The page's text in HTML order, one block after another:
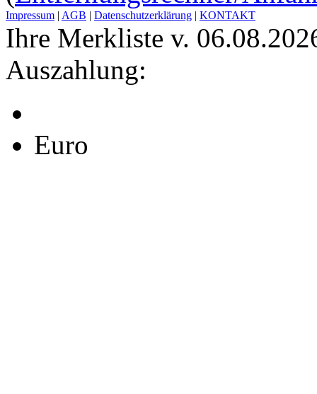
Impressum | AGB | Datenschutzerklärung | KONTAKT
Ihre Merkliste v.
Auszahlung:
Euro